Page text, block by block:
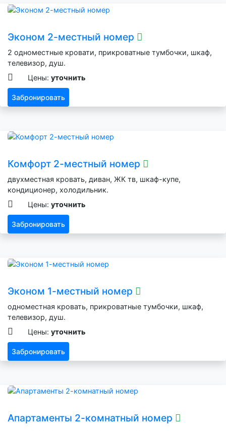
Эконом 2-местный номер
2 одноместные кровати, прикроватные тумбочки, шкаф,
телевизор, душ.
Цены: уточнить
Забронировать
Комфорт 2-местный номер
двухместная кровать, диван, ЖК тв, шкаф-купе,
кондиционер, холодильник.
Цены: уточнить
Забронировать
Эконом 1-местный номер
одноместная кровать, прикроватные тумбочки, шкаф,
телевизор, душ.
Цены: уточнить
Забронировать
Апартаменты 2-комнатный номер